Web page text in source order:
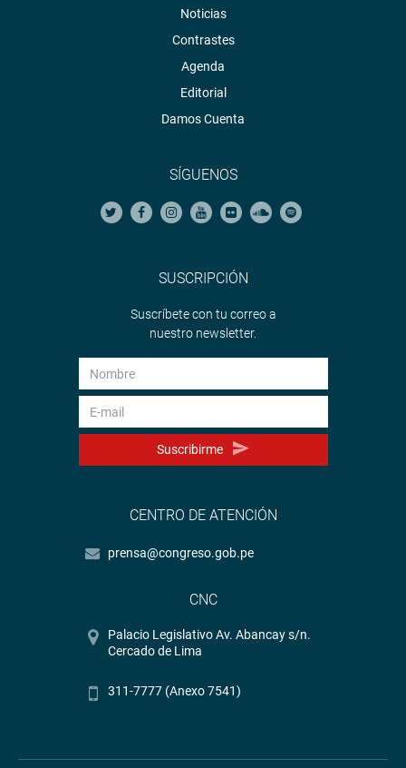
Noticias
Contrastes
Agenda
Editorial
Damos Cuenta
SÍGUENOS
SUSCRIPCIÓN
Suscríbete con tu correo a
nuestro newsletter.
Suscribirme
CENTRO DE ATENCIÓN
prensa@congreso.gob.pe
CNC
Palacio Legislativo Av. Abancay s/n.
Cercado de Lima
311-7777 (Anexo 7541)